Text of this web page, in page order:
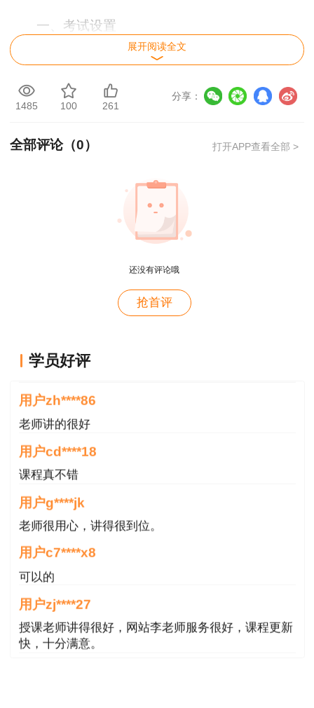
一、考试设置
（一）考试时间及科目
一级建造师资格考试设《建设工程经济》（客
观题）、《建设工程法规及相关知识》（客观
题）、《建设工程项目管理》（客观题）和《专业
工程管理与实务》（主、客观题混合）4个科目。
具体考试时间及科目安排如下：
考试大纲使用《一级建造师执业资格考试大纲
（2024年版）》。网址：
RowGuid=7c4e9303-ab0f-4914-8b30-
801b3c1ca37d
（二）考试管理模式
参加4个科目考试（级别为考全科）的人员须
在连续2个考试年度内通过全部应试科目，参加2
个科目考试（级别为免二科）的人员须在1个考试
年度内通过相应应试科目，方可获得资格证书；参
加1个科目考试（级别为增报专业）的人员须取得
一级建造师资格证书后方可报名，通过应试科目后
方可获得成绩合格证明，该证明作为注册时增加执
业专业类别的依据。
二、报考条件
展开阅读全文
1485 100 261
分享：
全部评论（0） 打开APP查看全部 >
还没有评论哦
抢首评
学员好评
老师讲的深入浅出，风趣幽默。编的记忆口诀也很助
于记忆。
用户zh****86
老师讲的很好
用户cd****18
课程真不错
用户g****jk
老师很用心，讲得很到位。
用户c7****x8
可以的
用户zj****27
授课老师讲得很好，网站李老师服务很好，课程更新
快，十分满意。